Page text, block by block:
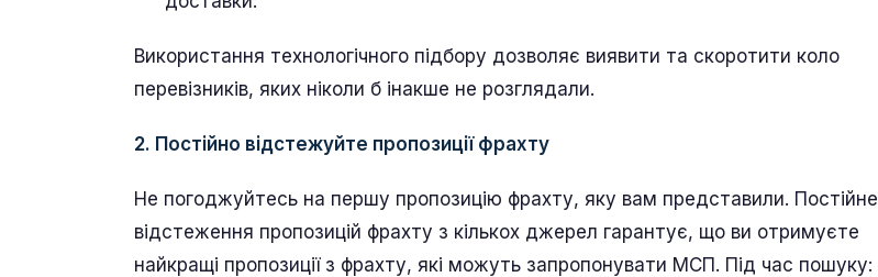
Використання технологічного підбору дозволяє виявити та скоротити коло
перевізників, яких ніколи б інакше не розглядали.
2. Постійно відстежуйте пропозиції фрахту
Не погоджуйтесь на першу пропозицію фрахту, яку вам представили. Постійне
відстеження пропозицій фрахту з кількох джерел гарантує, що ви отримуєте
найкращі пропозиції з фрахту, які можуть запропонувати МСП. Під час пошуку: